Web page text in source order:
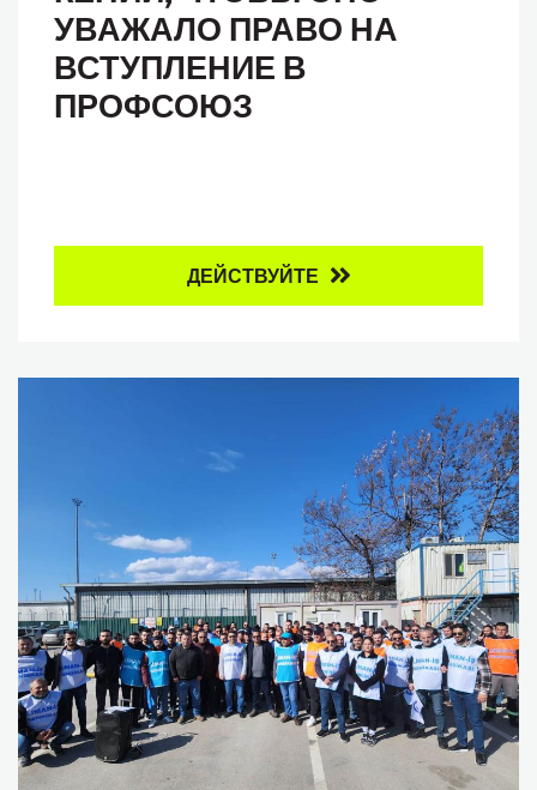
УВАЖАЛО ПРАВО НА
ВСТУПЛЕНИЕ В
ПРОФСОЮЗ
ДЕЙСТВУЙТЕ